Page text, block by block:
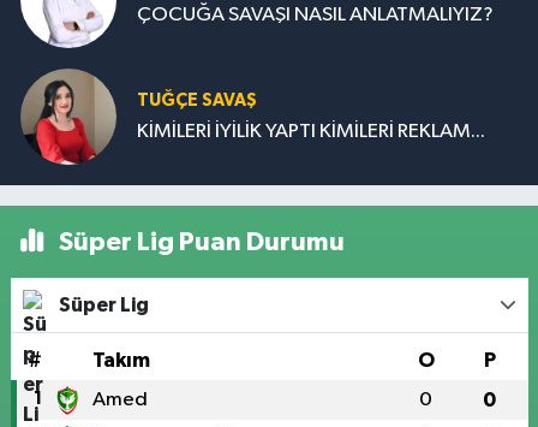
ÇOCUĞA SAVAŞI NASIL ANLATMALIYIZ?
TUĞÇE SAVAŞ
KİMİLERİ İYİLİK YAPTI KİMİLERİ REKLAM...
Süper Lig Puan Durumu
Süper Lig
# Takım O P
1 Amed 0 0